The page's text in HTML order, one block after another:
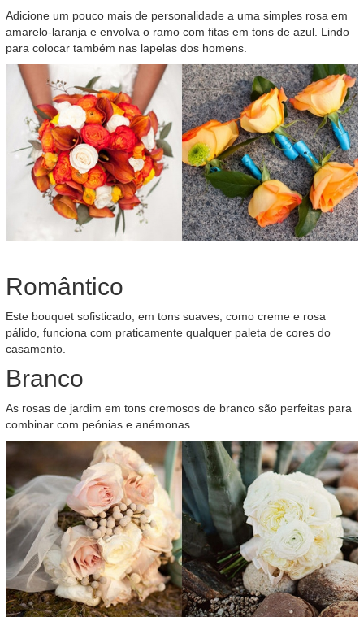
Adicione um pouco mais de personalidade a uma simples rosa em
amarelo-laranja e envolva o ramo com fitas em tons de azul. Lindo
para colocar também nas lapelas dos homens.
Romântico
Este bouquet sofisticado, em tons suaves, como creme e rosa
pálido, funciona com praticamente qualquer paleta de cores do
casamento.
Branco
As rosas de jardim em tons cremosos de branco são perfeitas para
combinar com peónias e anémonas.